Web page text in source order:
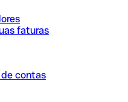
faturas
contas